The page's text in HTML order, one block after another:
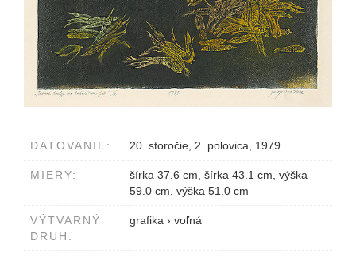
DATOVANIE: 20. storočie, 2. polovica, 1979
MIERY:
šírka 37.6 cm, šírka 43.1 cm, výška
59.0 cm, výška 51.0 cm
VÝTVARNÝ
DRUH:
grafika › voľná